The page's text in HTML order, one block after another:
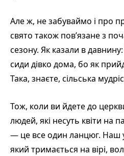
Але ж, не забуваймо і про
свято також пов’язане з
сезону. Як казали в
сиди дівко дома, бо як
Така, знаєте, сільська
Тож, коли ви йдете до
людей, які несуть квіти на
— це все один ланцюг. Наш
який тримається на вірі,